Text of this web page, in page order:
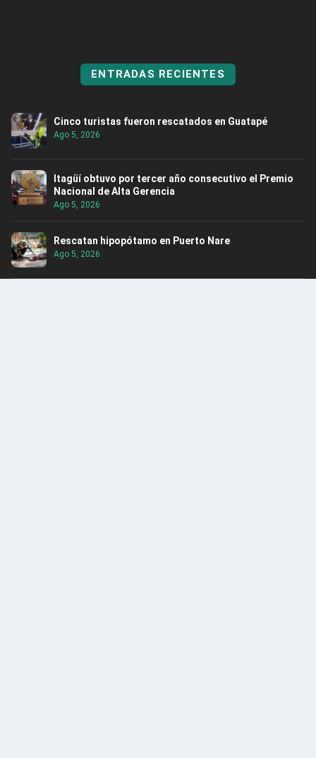
ENTRADAS RECIENTES
Cinco turistas fueron rescatados en Guatapé
Ago 5, 2026
Itagüí obtuvo por tercer año consecutivo el Premio
Nacional de Alta Gerencia
Ago 5, 2026
Rescatan hipopótamo en Puerto Nare
Ago 5, 2026